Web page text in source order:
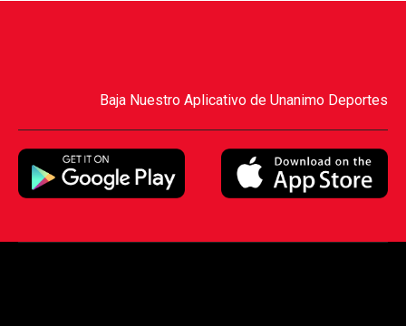
Baja Nuestro Aplicativo de Unanimo Deportes